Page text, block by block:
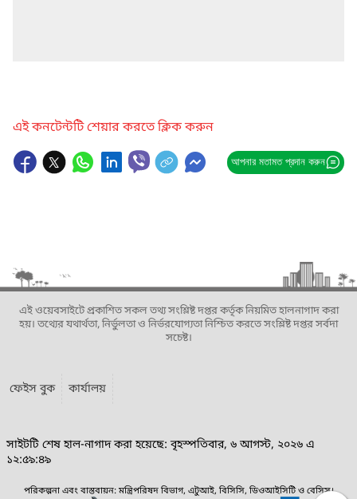
এই কনটেন্টটি শেয়ার করতে ক্লিক করুন
আপনার মতামত প্রদান করুন
এই ওয়েবসাইটে প্রকাশিত সকল তথ্য সংশ্লিষ্ট দপ্তর কর্তৃক নিয়মিত হালনাগাদ করা
হয়। তথ্যের যথার্থতা, নির্ভুলতা ও নির্ভরযোগ্যতা নিশ্চিত করতে সংশ্লিষ্ট দপ্তর সর্বদা
সচেষ্ট।
ফেইস বুক কার্যালয়
সাইটটি শেষ হাল-নাগাদ করা হয়েছে: বৃহস্পতিবার, ৬ আগস্ট, ২০২৬ এ
১২:৫৯:৪৯
পরিকল্পনা এবং বাস্তবায়ন: মন্ত্রিপরিষদ বিভাগ, এটুআই, বিসিসি, ডিওআইসিটি ও বেসিস।